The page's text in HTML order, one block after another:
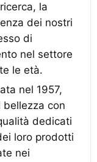
la
dei nostri
di
nel settore
le età.
nel 1957,
bellezza con
dedicati
loro prodotti
nei